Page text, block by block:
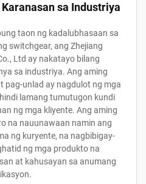
sa Industriya
taon ng kadalubhasaan sa
switchgear, ang Zhejiang
Ltd ay nakatayo bilang
sa industriya. Ang aming
pag-unlad ay nagdulot ng mga
lamang tumutugon kundi
ng mga kliyente. Ang aming
na nauunawaan namin ang
ng kuryente, na nagbibigay-
ng mga produkto na
at kahusayan sa anumang